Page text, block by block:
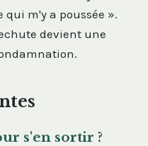
m'y a poussée ».
devient une
s'en sortir ?